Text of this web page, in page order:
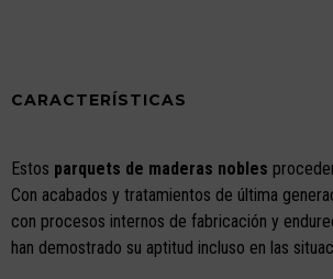
CARACTERÍSTICAS
Estos parquets de maderas nobles
Con acabados y tratamientos de última
con procesos internos de fabricación y
han demostrado su aptitud incluso en las